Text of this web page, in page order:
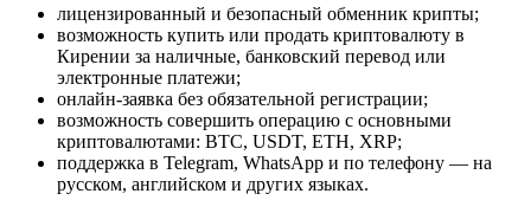
лицензированный и безопасный обменник крипты;
возможность купить или продать криптовалюту в
Кирении за наличные, банковский перевод или
электронные платежи;
онлайн-заявка без обязательной регистрации;
возможность совершить операцию с основными
криптовалютами: BTC, USDT, ETH, XRP;
поддержка в Telegram, WhatsApp и по телефону — на
русском, английском и других языках.